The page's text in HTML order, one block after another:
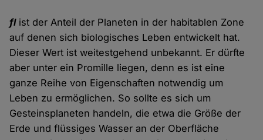
flist der Anteil der Planeten in der habitablen Zone
auf denen sich biologisches Leben entwickelt hat.
Dieser Wert ist weitestgehend unbekannt. Er dürfte
aber unter ein Promille liegen, denn es ist eine
ganze Reihe von Eigenschaften notwendig um
Leben zu ermöglichen. So sollte es sich um
Gesteinsplaneten handeln, die etwa die Größe der
Erde und flüssiges Wasser an der Oberfläche